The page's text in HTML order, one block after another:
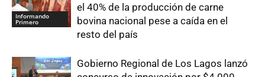
Informando
Primero
el 40% de la producción de carne
bovina nacional pese a caída en el
resto del país
Gobierno Regional de Los Lagos lanzó